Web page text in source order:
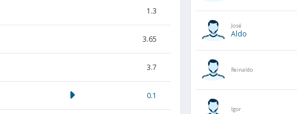
1.3
3.65
3.7
0.1
José
Aldo
Reinaldo
Igor